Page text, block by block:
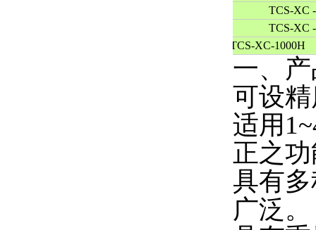
TCS-XC
TCS-XC
TCS-XC-1000H
一、
可设
适用
正之
具有
广泛。